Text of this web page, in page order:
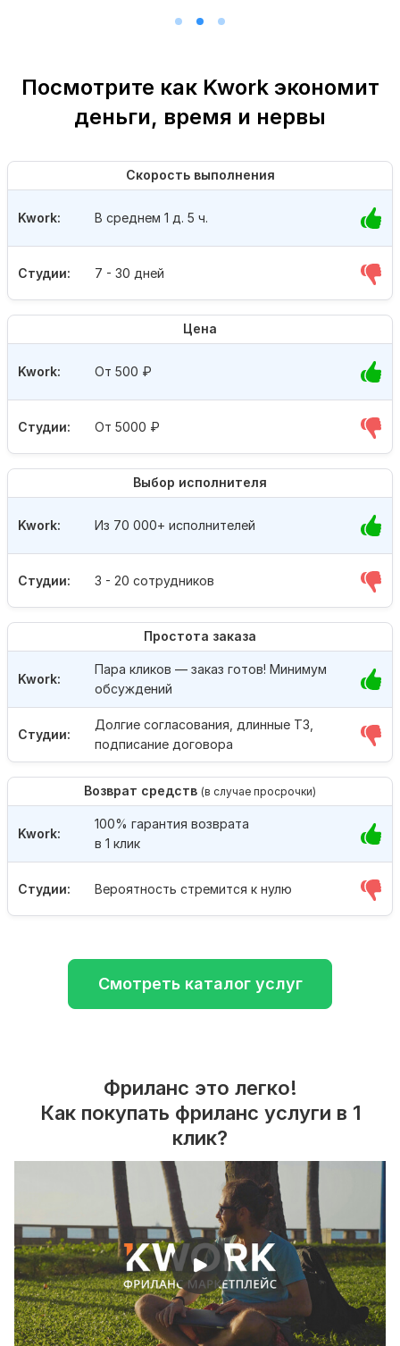
Посмотрите как Kwork экономит
деньги, время и нервы
Скорость выполнения
Студии: 7 - 30 дней
Kwork: В среднем 1 д. 5 ч.
Цена
Студии: От 5000 ₽
Kwork: От 500 ₽
Выбор исполнителя
Студии: 3 - 20 сотрудников
Kwork: Из 70 000+ исполнителей
Простота заказа
Студии:
Долгие согласования, длинные ТЗ,
подписание договора
Kwork:
Пара кликов — заказ готов! Минимум
обсуждений
Возврат средств (в случае просрочки)
Студии: Вероятность стремится к нулю
Kwork:
100% гарантия возврата
в 1 клик
Смотреть каталог услуг
Фриланс это легко!
Как покупать фриланс услуги в 1
клик?